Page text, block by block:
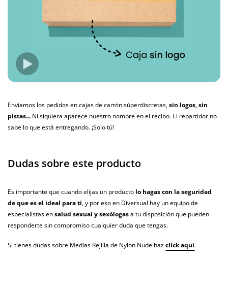
Enviamos los pedidos en cajas de cartón súperdiscretas,sin logos, sin
pistas... Ni siquiera aparece nuestro nombre en el recibo. El repartidor no
sabe lo que está entregando. ¡Solo tú!
Dudas sobre este producto
Es importante que cuando elijas un producto lo hagas con la seguridad
de que es el ideal para ti, y por eso en Diversual hay un equipo de
especialistas ensalud sexual y sexólogasa tu disposición que pueden
responderte sin compromiso cualquier duda que tengas.
Si tienes dudas sobre Medias Rejilla de Nylon Nude hazclick aquí.